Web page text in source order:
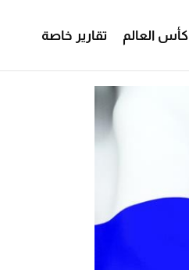
كأس العالم تقارير خاصة